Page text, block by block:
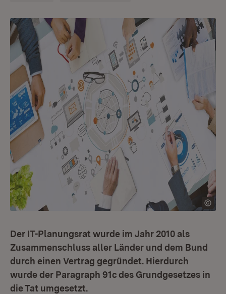
Der IT-Planungsrat wurde im Jahr 2010 als
Zusammenschluss aller Länder und dem Bund
durch einen Vertrag gegründet. Hierdurch
wurde der Paragraph 91c des Grundgesetzes in
die Tat umgesetzt.